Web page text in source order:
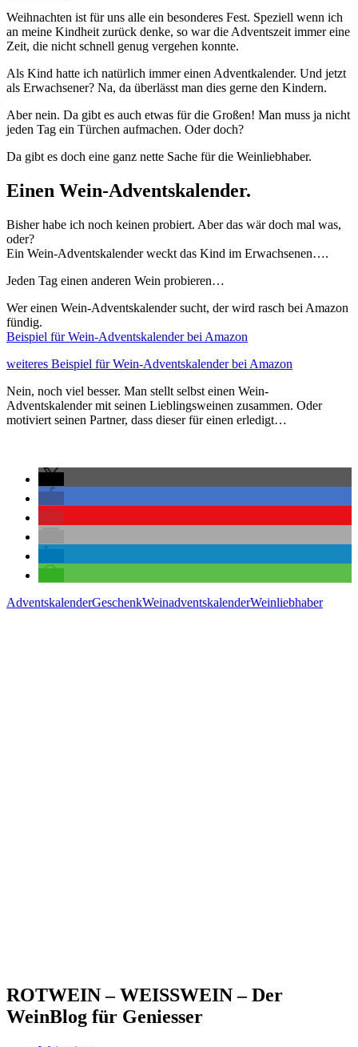
Weihnachten ist für uns alle ein besonderes Fest. Speziell wenn ich
an meine Kindheit zurück denke, so war die Adventszeit immer eine
Zeit, die nicht schnell genug vergehen konnte.
Als Kind hatte ich natürlich immer einen Adventkalender. Und jetzt
als Erwachsener? Na, da überlässt man dies gerne den Kindern.
Aber nein. Da gibt es auch etwas für die Großen! Man muss ja nicht
jeden Tag ein Türchen aufmachen. Oder doch?
Da gibt es doch eine ganz nette Sache für die Weinliebhaber.
Einen Wein-Adventskalender.
Bisher habe ich noch keinen probiert. Aber das wär doch mal was,
oder?
Ein Wein-Adventskalender weckt das Kind im Erwachsenen….
Jeden Tag einen anderen Wein probieren…
Wer einen Wein-Adventskalender sucht, der wird rasch bei Amazon
fündig.
Beispiel für Wein-Adventskalender bei Amazon
weiteres Beispiel für Wein-Adventskalender bei Amazon
Nein, noch viel besser. Man stellt selbst einen Wein-
Adventskalender mit seinen Lieblingsweinen zusammen. Oder
motiviert seinen Partner, dass dieser für einen erledigt…
AdventskalenderGeschenkWeinadventskalenderWeinliebhaber
ROTWEIN – WEISSWEIN – Der
WeinBlog für Geniesser